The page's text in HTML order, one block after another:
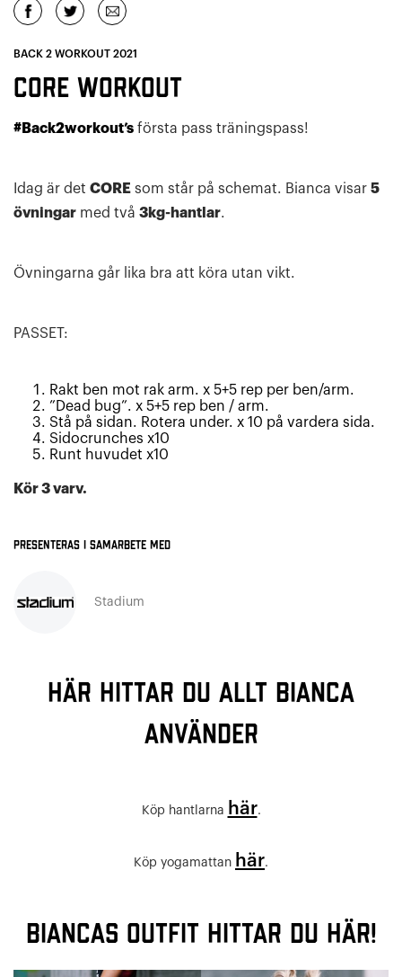
BACK 2 WORKOUT 2021
Core workout
#Back2workout’s första pass träningspass!
Idag är det CORE som står på schemat. Bianca visar 5
övningar med två 3kg-hantlar.
Övningarna går lika bra att köra utan vikt.
PASSET:
Rakt ben mot rak arm. x 5+5 rep per ben/arm.
”Dead bug”. x 5+5 rep ben / arm.
Stå på sidan. Rotera under. x 10 på vardera sida.
Sidocrunches x10
Runt huvudet x10
Kör 3 varv.
Presenteras i samarbete med
Stadium
Här hittar du allt Bianca
använder
Köp hantlarna här.
Köp yogamattan här.
Biancas outfit hittar du här!